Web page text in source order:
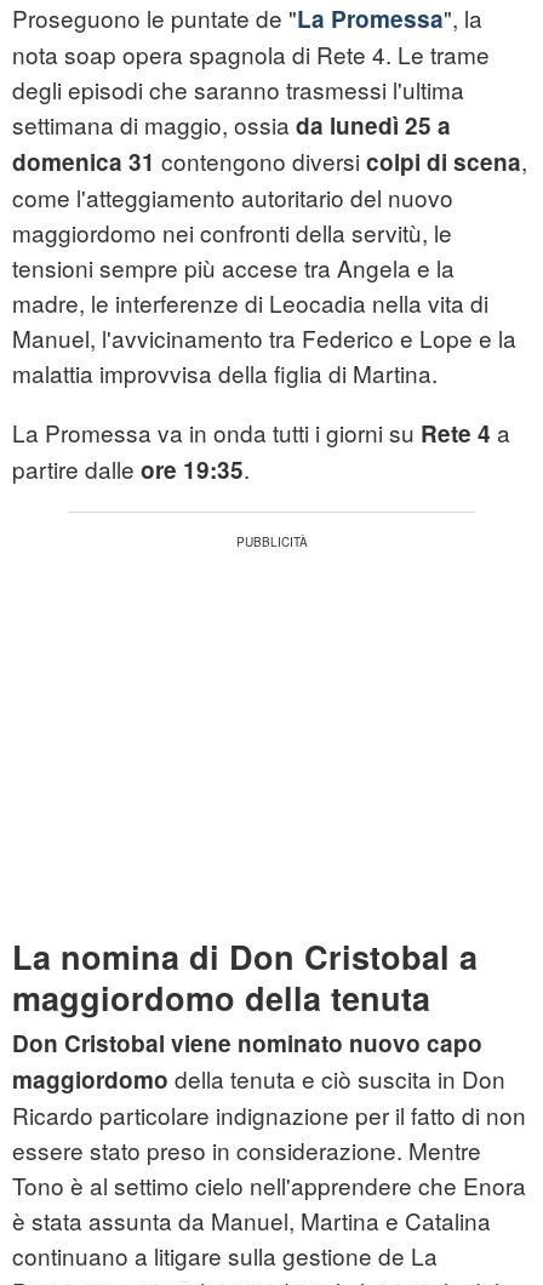
Proseguono le puntate de "La Promessa", la
nota soap opera spagnola di Rete 4. Le trame
degli episodi che saranno trasmessi l'ultima
settimana di maggio, ossia da lunedì 25 a
domenica 31 contengono diversi colpi di scena,
come l'atteggiamento autoritario del nuovo
maggiordomo nei confronti della servitù, le
tensioni sempre più accese tra Angela e la
madre, le interferenze di Leocadia nella vita di
Manuel, l'avvicinamento tra Federico e Lope e la
malattia improvvisa della figlia di Martina.
La Promessa va in onda tutti i giorni su Rete 4 a
partire dalle ore 19:35.
La nomina di Don Cristobal a
maggiordomo della tenuta
Don Cristobal viene nominato nuovo capo
maggiordomo della tenuta e ciò suscita in Don
Ricardo particolare indignazione per il fatto di non
essere stato preso in considerazione. Mentre
Tono è al settimo cielo nell'apprendere che Enora
è stata assunta da Manuel, Martina e Catalina
continuano a litigare sulla gestione de La